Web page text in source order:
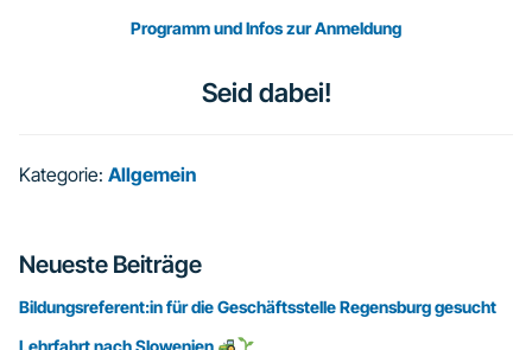
Programm und Infos zur Anmeldung
Seid dabei!
Kategorie: Allgemein
Seitenspalte
Neueste Beiträge
Bildungsreferent:in für die Geschäftsstelle Regensburg gesucht
Lehrfahrt nach Slowenien